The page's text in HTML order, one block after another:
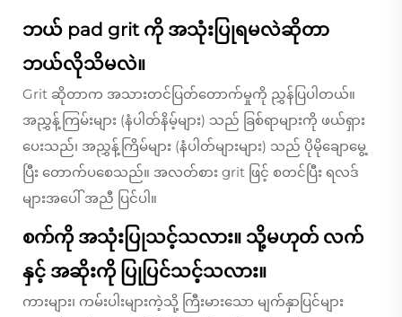
ဘယ် pad grit ကို အသုံးပြုရမလဲဆိုတာ
ဘယ်လိုသိမလဲ။
Grit ဆိုတာက အသားတင်ပြတ်တောက်မှုကို ညွှန်ပြပါတယ်။
အညွှန့်ကြမ်းများ (နံပါတ်နိမ့်များ) သည် ခြစ်ရာများကို ဖယ်ရှား
ပေးသည်၊ အညွှန့်ကြိမ်များ (နံပါတ်များများ) သည် ပိုမိုချောမွေ့
ပြီး တောက်ပစေသည်။ အလတ်စား grit ဖြင့် စတင်ပြီး ရလဒ်
များအပေါ် အညီ ပြင်ပါ။
စက်ကို အသုံးပြုသင့်သလား။ သို့မဟုတ် လက်
နှင့် အဆိုးကို ပြုပြင်သင့်သလား။
ကားများ၊ ကမ်းပါးများကဲ့သို့ ကြီးမားသော မျက်နှာပြင်များ